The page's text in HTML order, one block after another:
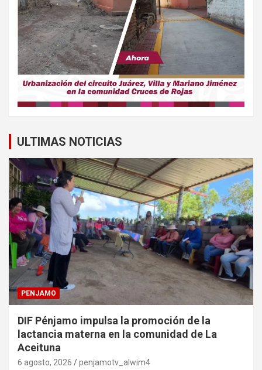
ULTIMAS NOTICIAS
PENJAMO
DIF Pénjamo impulsa la promoción de la
lactancia materna en la comunidad de La
Aceituna
6 agosto, 2026 penjamotv_alwim4